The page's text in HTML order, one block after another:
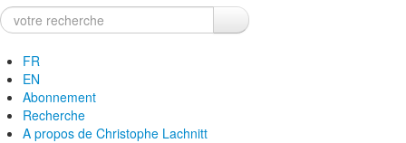
Recherche :
FR
EN
Abonnement
Recherche
A propos de Christophe Lachnitt